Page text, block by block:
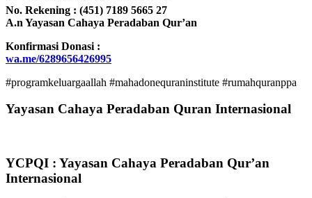
No. Rekening : (451) 7189 5665 27
A.n Yayasan Cahaya Peradaban Qur’an
Konfirmasi Donasi :
wa.me/6289656426995
#programkeluargaallah #mahadonequraninstitute #rumahquranppa
Yayasan Cahaya Peradaban Quran Internasional
YCPQI : Yayasan Cahaya Peradaban Qur’an
Internasional